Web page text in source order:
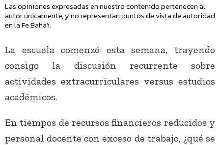
Las opiniones expresadas en nuestro contenido pertenecen al
autor únicamente, y no representan puntos de vista de autoridad
en la Fe Bahá’í.
La escuela comenzó esta semana, trayendo
consigo la discusión recurrente sobre
actividades extracurriculares versus estudios
académicos.
En tiempos de recursos financieros reducidos y
personal docente con exceso de trabajo, ¿qué se